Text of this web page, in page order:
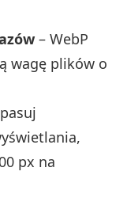
– WebP
wagę plików o
px na